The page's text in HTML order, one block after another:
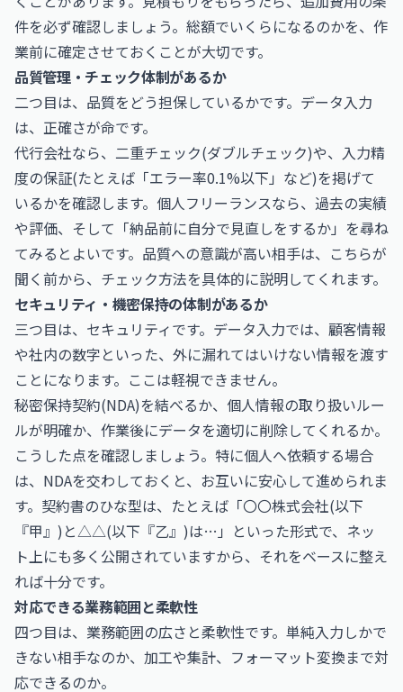
件を必ず確認しましょう。総額でいくらになるのかを、作
業前に確定させておくことが大切です。
品質管理・チェック体制があるか
二つ目は、品質をどう担保しているかです。データ入力
は、正確さが命です。
代行会社なら、二重チェック(ダブルチェック)や、入力精
度の保証(たとえば「エラー率0.1%以下」など)を掲げて
いるかを確認します。個人フリーランスなら、過去の実績
や評価、そして「納品前に自分で見直しをするか」を尋ね
てみるとよいです。品質への意識が高い相手は、こちらが
聞く前から、チェック方法を具体的に説明してくれます。
セキュリティ・機密保持の体制があるか
三つ目は、セキュリティです。データ入力では、顧客情報
や社内の数字といった、外に漏れてはいけない情報を渡す
ことになります。ここは軽視できません。
秘密保持契約(NDA)を結べるか、個人情報の取り扱いルー
ルが明確か、作業後にデータを適切に削除してくれるか。
こうした点を確認しましょう。特に個人へ依頼する場合
は、NDAを交わしておくと、お互いに安心して進められま
す。契約書のひな型は、たとえば「〇〇株式会社(以下
『甲』)と△△(以下『乙』)は…」といった形式で、ネッ
ト上にも多く公開されていますから、それをベースに整え
れば十分です。
対応できる業務範囲と柔軟性
四つ目は、業務範囲の広さと柔軟性です。単純入力しかで
きない相手なのか、加工や集計、フォーマット変換まで対
応できるのか。